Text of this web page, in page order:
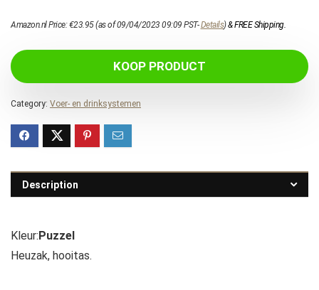
Amazon.nl Price:€23.95(as of 09/04/2023 09:09 PST-Details)&FREE Shipping.
KOOP PRODUCT
Category: Voer- en drinksystemen
Description
Kleur: Puzzel
Heuzak, hooitas.